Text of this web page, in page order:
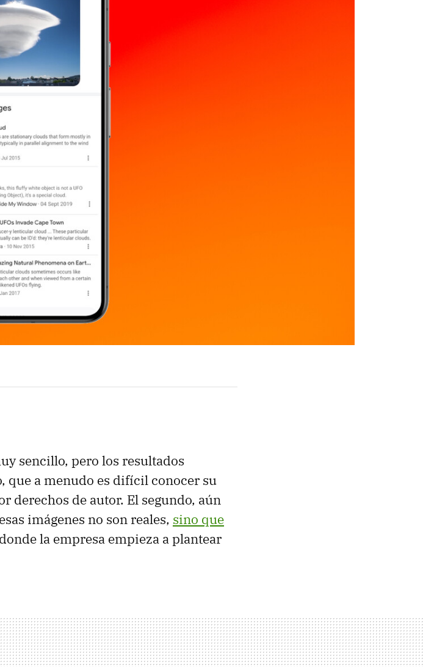
sencillo, pero los resultados
que a menudo es difícil conocer su
derechos de autor. El segundo, aún
imágenes no son reales, sino que
la empresa empieza a plantear